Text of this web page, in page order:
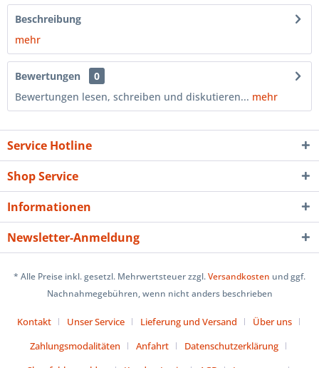
Beschreibung
mehr
Bewertungen
0
Bewertungen lesen, schreiben und diskutieren... mehr
Service Hotline
Shop Service
Informationen
Newsletter-Anmeldung
* Alle Preise inkl. gesetzl. Mehrwertsteuer zzgl.Versandkosten und ggf.
Nachnahmegebühren, wenn nicht anders beschrieben
Kontakt Unser Service Lieferung und Versand
Über uns
Zahlungsmodalitäten
Anfahrt
Datenschutzerklärung